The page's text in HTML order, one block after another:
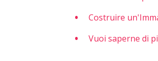
Costruire
Vuoi saperne di